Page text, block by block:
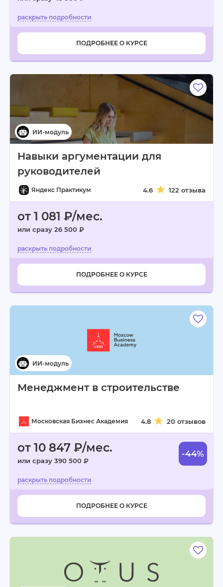
ПОДРОБНЕЕ О КУРСЕ
Навыки аргументации для
руководителей
Яндекс Практикум 4.6 122 отзыва
от 1 081 ₽/мес.
или сразу 26 500 ₽
ПОДРОБНЕЕ О КУРСЕ
Менеджмент в строительстве
Московская Бизнес Академия 4.8 20 отзывов
от 10 847 ₽/мес.
или сразу 390 500 ₽
-44%
ПОДРОБНЕЕ О КУРСЕ